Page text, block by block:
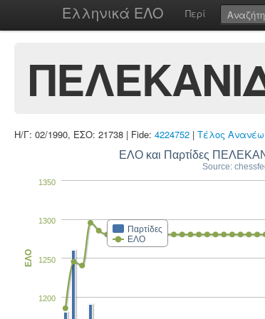
Ελληνικά ΕΛΟ Περί
Η/Γ: 02/1990, ΕΣΟ: 21738 | Fide: 4224752 | Τέλος
ΕΛΟ και Παρτίδες
Source:
Παρτίδες
ΕΛΟ
1200
1250
1300
1350
ΕΛΟ